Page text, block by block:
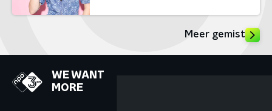
Meer gemist
WE WANT
MORE